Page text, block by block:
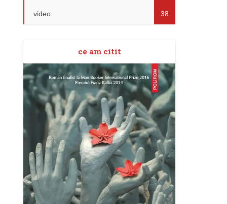
video 38
ce am citit